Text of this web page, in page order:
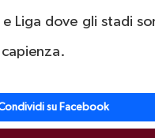
e Liga dove gli stadi
su Facebook